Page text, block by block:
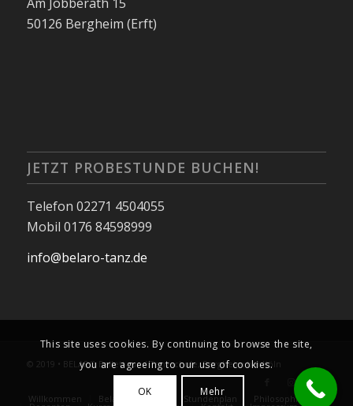
50126 Bergheim (Erft)
JETZT PROBESTUNDE BUCHEN!
Telefon 02271 4504055
Mobil 0176 84598999
info@belaro-tanz.de
© 2019 • BELARO Ballett- und Tanzschule, Bergheim bei Köln
Willkommen Belaro Kalender Stundenplan Philosophie
This site uses cookies. By continuing to browse the site,
you are agreeing to our use of cookies.
OK Mehr